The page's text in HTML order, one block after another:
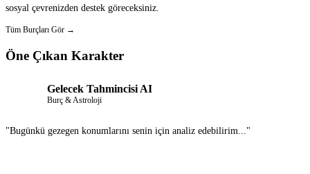
sosyal çevrenizden destek göreceksiniz.
Tüm Burçları Gör →
Öne Çıkan Karakter
Gelecek Tahmincisi AI
Burç & Astroloji
"Bugünkü gezegen konumlarını senin için analiz edebilirim..."